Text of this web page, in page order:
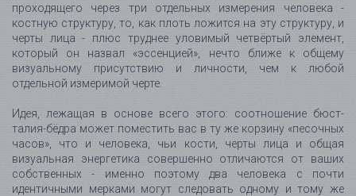
проходящего через три отдельных измерения человека -
костную структуру, то, как плоть ложится на эту структуру, и
черты лица - плюс труднее уловимый четвёртый элемент,
который он назвал «эссенцией», нечто ближе к общему
визуальному присутствию и личности, чем к любой
отдельной измеримой черте.
Идея, лежащая в основе всего этого: соотношение бюст-
талия-бёдра может поместить вас в ту же корзину «песочных
часов», что и человека, чьи кости, черты лица и общая
визуальная энергетика совершенно отличаются от ваших
собственных - именно поэтому два человека с почти
идентичными мерками могут следовать одному и тому же